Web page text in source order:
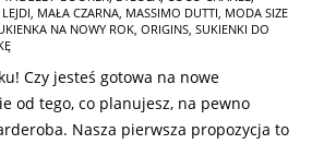
LEJDI, MAŁA CZARNA, MASSIMO DUTTI, MODA SIZE
NA NOWY ROK, ORIGINS, SUKIENKI DO
Czy jesteś gotowa na nowe
od tego, co planujesz, na pewno
Nasza pierwsza propozycja to